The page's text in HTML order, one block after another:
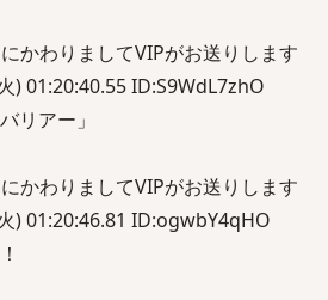
かわりましてVIPがお送りします
) 01:20:40.55 ID:S9WdL7zhO
リアー」
かわりましてVIPがお送りします
) 01:20:46.81 ID:ogwbY4qHO